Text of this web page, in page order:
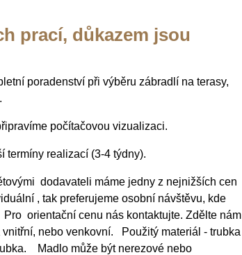
prací, důkazem jsou
poradenství při výběru zábradlí na terasy,
počítačovou vizualizaci.
termíny realizací (3-4 týdny).
dodavateli máme jedny z nejnižších cen
, tak preferujeme osobní návštěvu, kde
orientační cenu nás kontaktujte. Zdělte nám
nebo venkovní. Použitý materiál - trubka
Madlo může být nerezové nebo